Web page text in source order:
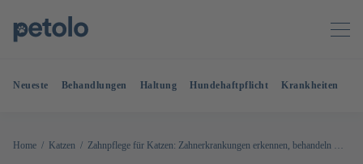
Neueste Behandlungen Haltung Hundehaftpflicht Krankheiten
Home Katzen Zahnpflege für Katzen: Zahnerkrankungen erkennen, behandeln & vorbeugen